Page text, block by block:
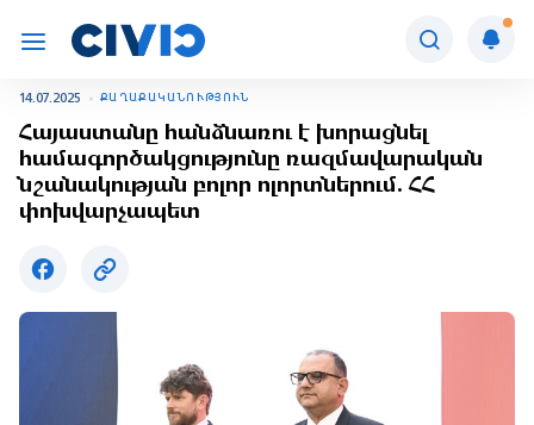
14.07.2025 ՔԱՂԱՔԱԿԱՆՈՒԹՅՈՒՆ
Հայաստանը հանձնառու է խորացնել
համագործակցությունը ռազմավարական
նշանակության բոլոր ոլորտներում. ՀՀ
փոխվարչապետ